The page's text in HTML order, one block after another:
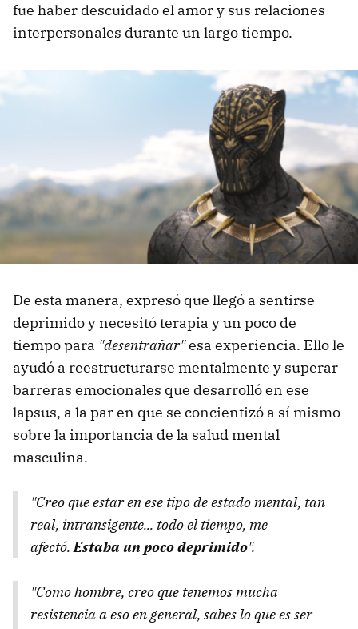
fue haber descuidado el amor y sus relaciones
interpersonales durante un largo tiempo.
De esta manera, expresó que llegó a sentirse
deprimido y necesitó terapia y un poco de
tiempo para "desentrañar"esa experiencia. Ello le
ayudó a reestructurarse mentalmente y superar
barreras emocionales que desarrolló en ese
lapsus, a la par en que se concientizó a sí mismo
sobre la importancia de la salud mental
masculina.
"Creo que estar en ese tipo de estado mental, tan
real, intransigente... todo el tiempo, me
afectó. Estaba un poco deprimido".
"Como hombre, creo que tenemos mucha
resistencia a eso en general, sabes lo que es ser